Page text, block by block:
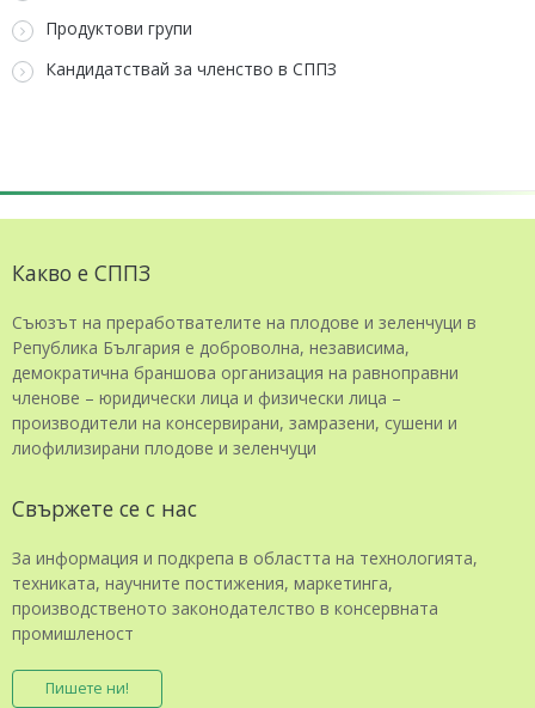
Продуктови групи
Кандидатствай за членство в СППЗ
Какво е СППЗ
Съюзът на преработвателите на плодове и зеленчуци в
Република България е доброволна, независима,
демократична браншова организация на равноправни
членове – юридически лица и физически лица –
производители на консервирани, замразени, сушени и
лиофилизирани плодове и зеленчуци
Свържете се с нас
За информация и подкрепа в областта на технологията,
техниката, научните постижения, маркетинга,
производственото законодателство в консервната
промишленост
Пишете ни!